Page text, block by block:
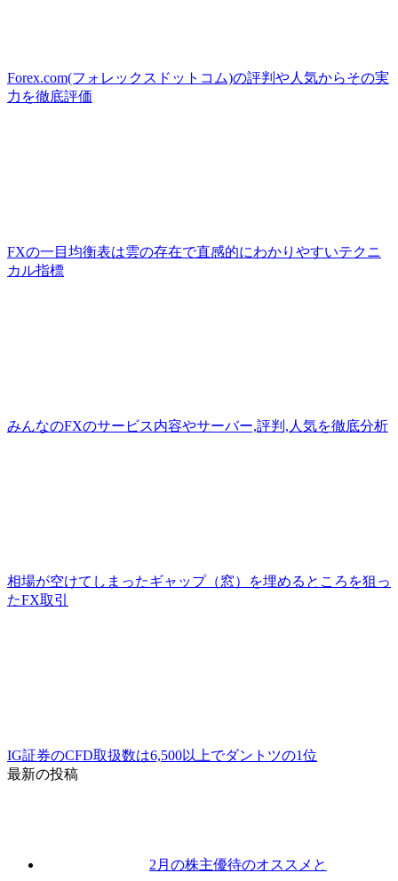
Forex.com(フォレックスドットコム)の評判や人気からその実
力を徹底評価
FXの一目均衡表は雲の存在で直感的にわかりやすいテクニ
カル指標
みんなのFXのサービス内容やサーバー,評判,人気を徹底分析
相場が空けてしまったギャップ（窓）を埋めるところを狙っ
たFX取引
IG証券のCFD取扱数は6,500以上でダントツの1位
最新の投稿
2月の株主優待のオススメと